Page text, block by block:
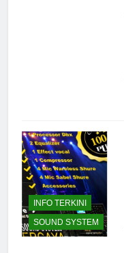
INFO TERKINI
SOUND SYSTEM